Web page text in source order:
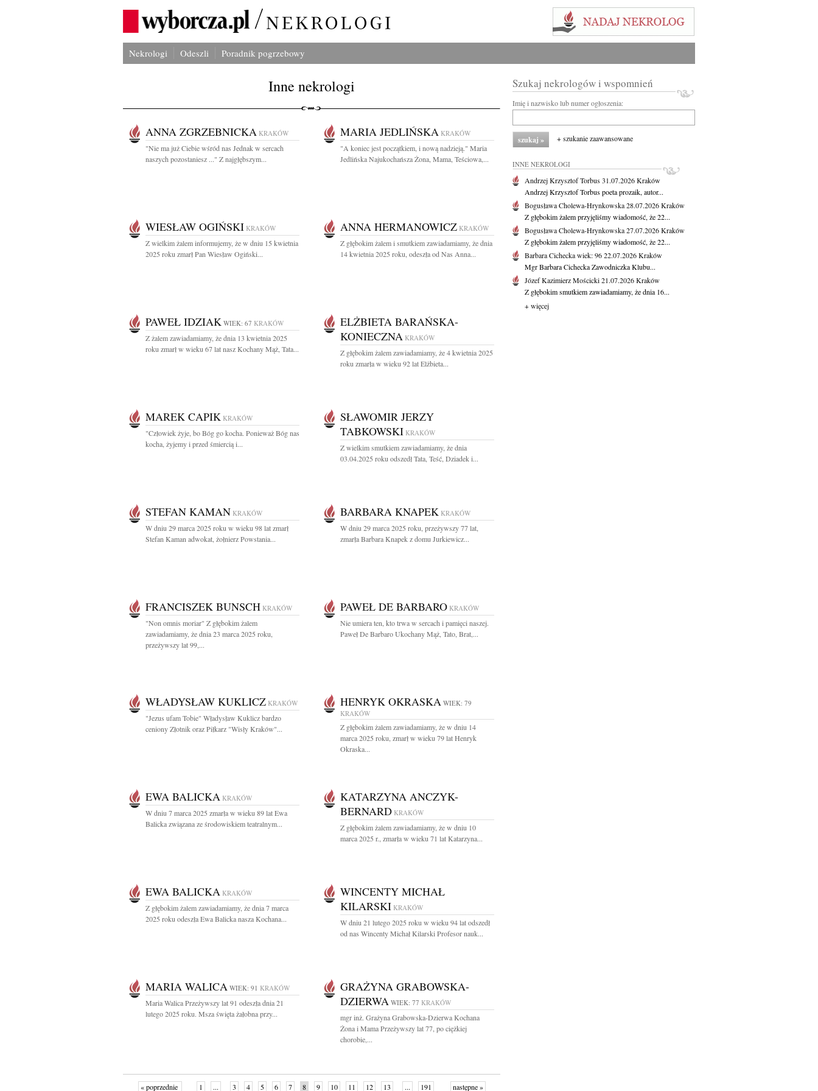
Nekrologi Odeszli Poradnik pogrzebowy
Inne nekrologi
ANNA ZGRZEBNICKA KRAKÓW
"Nie ma już Ciebie wśród nas Jednak w sercach
naszych pozostaniesz ..." Z najgłębszym...
MARIA JEDLIŃSKA KRAKÓW
"A koniec jest początkiem, i nową nadzieją." Maria
Jedlińska Najukochańsza Żona, Mama, Teściowa,...
WIESŁAW OGIŃSKI KRAKÓW
Z wielkim żalem informujemy, że w dniu 15 kwietnia
2025 roku zmarł Pan Wiesław Ogiński...
ANNA HERMANOWICZ KRAKÓW
Z głębokim żalem i smutkiem zawiadamiamy, że dnia
14 kwietnia 2025 roku, odeszła od Nas Anna...
PAWEŁ IDZIAK WIEK: 67 KRAKÓW
Z żalem zawiadamiamy, że dnia 13 kwietnia 2025
roku zmarł w wieku 67 lat nasz Kochany Mąż, Tata...
ELŻBIETA BARAŃSKA-
KONIECZNA KRAKÓW
Z głębokim żalem zawiadamiamy, że 4 kwietnia 2025
roku zmarła w wieku 92 lat Elżbieta...
MAREK CAPIK KRAKÓW
"Człowiek żyje, bo Bóg go kocha. Ponieważ Bóg nas
kocha, żyjemy i przed śmiercią i...
SŁAWOMIR JERZY
TABKOWSKI KRAKÓW
Z wielkim smutkiem zawiadamiamy, że dnia
03.04.2025 roku odszedł Tata, Teść, Dziadek i...
STEFAN KAMAN KRAKÓW
W dniu 29 marca 2025 roku w wieku 98 lat zmarł
Stefan Kaman adwokat, żołnierz Powstania...
BARBARA KNAPEK KRAKÓW
W dniu 29 marca 2025 roku, przeżywszy 77 lat,
zmarła Barbara Knapek z domu Jurkiewicz...
FRANCISZEK BUNSCH KRAKÓW
"Non omnis moriar" Z głębokim żalem
zawiadamiamy, że dnia 23 marca 2025 roku,
przeżywszy lat 99,...
PAWEŁ DE BARBARO KRAKÓW
Nie umiera ten, kto trwa w sercach i pamięci naszej.
Paweł De Barbaro Ukochany Mąż, Tato, Brat,...
WŁADYSŁAW KUKLICZ KRAKÓW
"Jezus ufam Tobie" Władysław Kuklicz bardzo
ceniony Złotnik oraz Piłkarz "Wisły Kraków"...
HENRYK OKRASKA WIEK: 79
KRAKÓW
Z głębokim żalem zawiadamiamy, że w dniu 14
marca 2025 roku, zmarł w wieku 79 lat Henryk
Okraska...
EWA BALICKA KRAKÓW
W dniu 7 marca 2025 zmarła w wieku 89 lat Ewa
Balicka związana ze środowiskiem teatralnym...
KATARZYNA ANCZYK-
BERNARD KRAKÓW
Z głębokim żalem zawiadamiamy, że w dniu 10
marca 2025 r., zmarła w wieku 71 lat Katarzyna...
EWA BALICKA KRAKÓW
Z głębokim żalem zawiadamiamy, że dnia 7 marca
2025 roku odeszła Ewa Balicka nasza Kochana...
WINCENTY MICHAŁ
KILARSKI KRAKÓW
W dniu 21 lutego 2025 roku w wieku 94 lat odszedł
od nas Wincenty Michał Kilarski Profesor nauk...
MARIA WALICA WIEK: 91 KRAKÓW
Maria Walica Przeżywszy lat 91 odeszła dnia 21
lutego 2025 roku. Msza święta żałobna przy...
GRAŻYNA GRABOWSKA-
DZIERWA WIEK: 77 KRAKÓW
mgr inż. Grażyna Grabowska-Dzierwa Kochana
Żona i Mama Przeżywszy lat 77, po ciężkiej
chorobie,...
« poprzednie 1 ... 3 4 5 6 7 8 9 10 11 12 13 ... 191 następne »
Szukaj nekrologów i wspomnień
Imię i nazwisko lub numer ogłoszenia:
+ szukanie zaawansowane
INNE NEKROLOGI
Andrzej Krzysztof Torbus31.07.2026Kraków
Andrzej Krzysztof Torbus poeta prozaik, autor...
Bogusława Cholewa-Hrynkowska28.07.2026Kraków
Z głębokim żalem przyjęliśmy wiadomość, że 22...
Bogusława Cholewa-Hrynkowska27.07.2026Kraków
Z głębokim żalem przyjęliśmy wiadomość, że 22...
Barbara Cicheckawiek: 9622.07.2026Kraków
Mgr Barbara Cichecka Zawodniczka Klubu...
Józef Kazimierz Mościcki21.07.2026Kraków
Z głębokim smutkiem zawiadamiamy, że dnia 16...
+ więcej